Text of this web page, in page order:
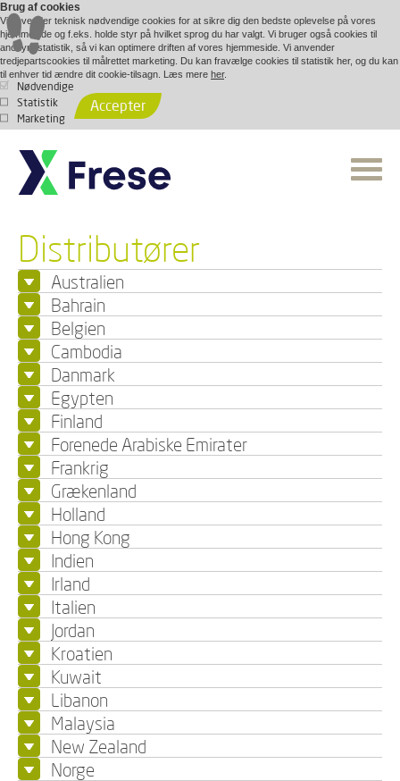
Brug af cookies
Vi anvender teknisk nødvendige cookies for at sikre dig den bedste oplevelse på vores
hjemmeside og f.eks. holde styr på hvilket sprog du har valgt. Vi bruger også cookies til
anonym statistik, så vi kan optimere driften af vores hjemmeside. Vi anvender
tredjepartscookies til målrettet marketing. Du kan fravælge cookies til statistik her, og du kan
til enhver tid ændre dit cookie-tilsagn. Læs mere her.
Nødvendige
Statistik
Marketing
Accepter
Distributører
Australien
Bahrain
Belgien
Cambodia
Danmark
Egypten
Finland
Forenede Arabiske Emirater
Frankrig
Grækenland
Holland
Hong Kong
Indien
Irland
Italien
Jordan
Kroatien
Kuwait
Libanon
Malaysia
New Zealand
Norge